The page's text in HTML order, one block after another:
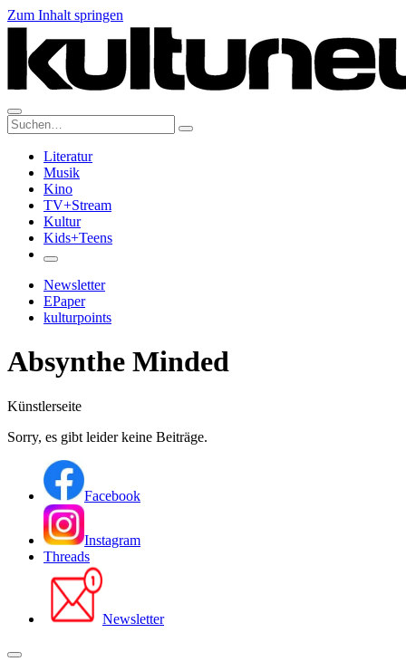
Zum Inhalt springen
Suche:
Literatur
Musik
Kino
TV+Stream
Kultur
Kids+Teens
Newsletter
EPaper
kulturpoints
Absynthe Minded
Künstlerseite
Sorry, es gibt leider keine Beiträge.
Facebook
Instagram
Threads
Newsletter